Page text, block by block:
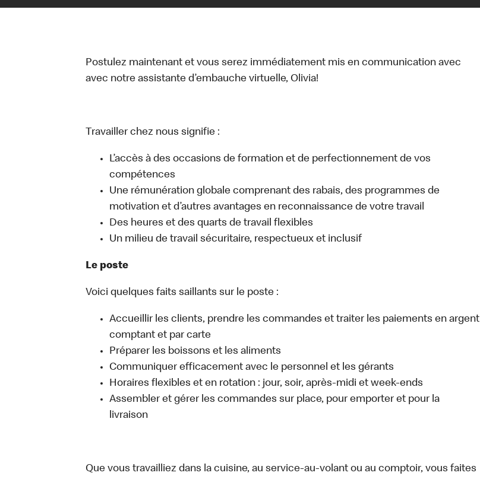
Postulez maintenant et vous serez immédiatement mis en communication avec
avec notre assistante d’embauche virtuelle, Olivia!
Travailler chez nous signifie :
L’accès à des occasions de formation et de perfectionnement de vos
compétences
Une rémunération globale comprenant des rabais, des programmes de
motivation et d’autres avantages en reconnaissance de votre travail
Des heures et des quarts de travail flexibles
Un milieu de travail sécuritaire, respectueux et inclusif
Le poste
Voici quelques faits saillants sur le poste :
Accueillir les clients, prendre les commandes et traiter les paiements en argent
comptant et par carte
Préparer les boissons et les aliments
Communiquer efficacement avec le personnel et les gérants
Horaires flexibles et en rotation : jour, soir, après-midi et week-ends
Assembler et gérer les commandes sur place, pour emporter et pour la
livraison
Que vous travailliez dans la cuisine, au service-au-volant ou au comptoir, vous faites